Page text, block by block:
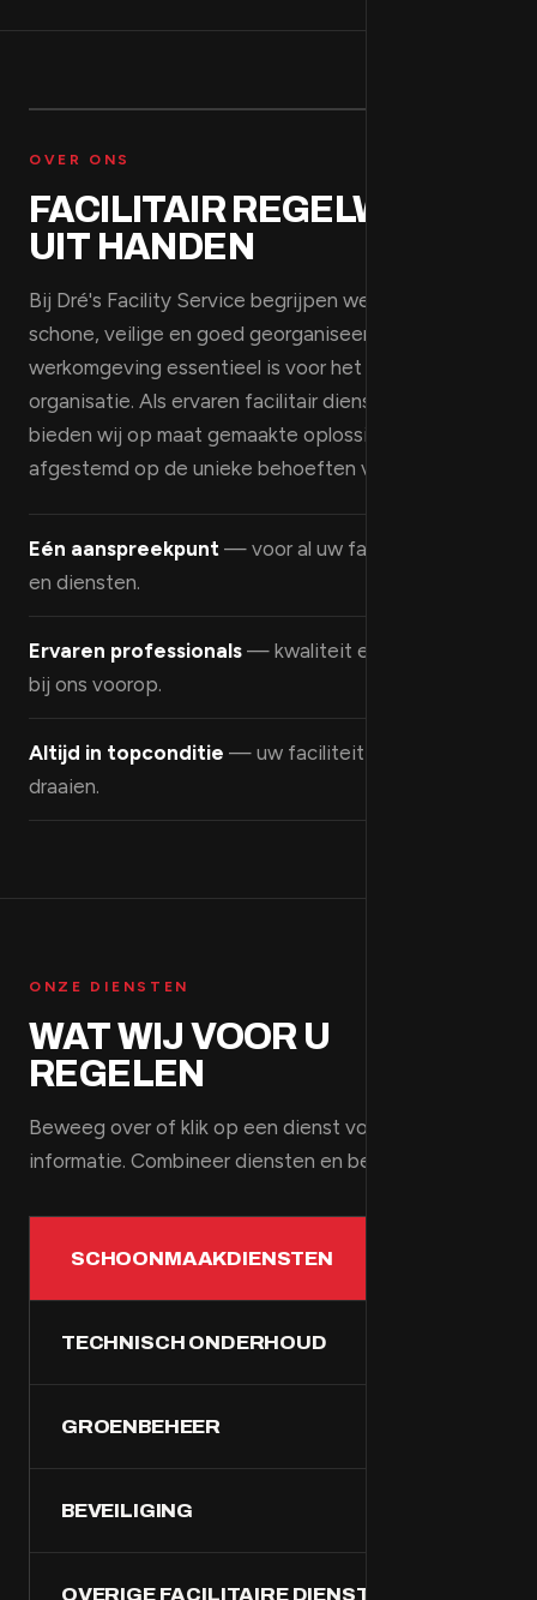
OVER ONS
FACILITAIR REGELWERK
UIT HANDEN
Bij Dré's Facility Service begrijpen we dat een
schone, veilige en goed georganiseerde
werkomgeving essentieel is voor het succes van uw
organisatie. Als ervaren facilitair dienstverlener
bieden wij op maat gemaakte oplossingen die zijn
afgestemd op de unieke behoeften van uw bedrijf.
Eén aanspreekpunt — voor al uw facilitaire vragen
en diensten.
Ervaren professionals — kwaliteit en service staan
bij ons voorop.
Altijd in topconditie — uw faciliteit blijft soepel
draaien.
ONZE DIENSTEN
WAT WIJ VOOR U
REGELEN
Beweeg over of klik op een dienst voor meer
informatie. Combineer diensten en bespaar kosten.
SCHOONMAAKDIENSTEN
TECHNISCH ONDERHOUD
GROENBEHEER
BEVEILIGING
OVERIGE FACILITAIRE DIENSTEN